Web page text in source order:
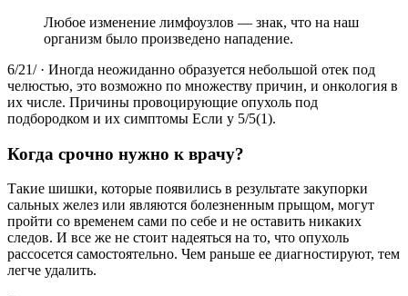
Любое изменение лимфоузлов — знак, что на наш
организм было произведено нападение.
6/21/ · Иногда неожиданно образуется небольшой отек под
челюстью, это возможно по множеству причин, и онкология в
их числе. Причины провоцирующие опухоль под
подбородком и их симптомы Если у 5/5(1).
Когда срочно нужно к врачу?
Такие шишки, которые появились в результате закупорки
сальных желез или являются болезненным прыщом, могут
пройти со временем сами по себе и не оставить никаких
следов. И все же не стоит надеяться на то, что опухоль
рассосется самостоятельно. Чем раньше ее диагностируют, тем
легче удалить.